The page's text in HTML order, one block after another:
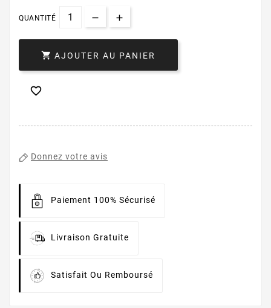
QUANTITÉ
 AJOUTER AU PANIER

Donnez votre avis
Paiement 100% Sécurisé
Livraison Gratuite
Satisfait Ou Remboursé